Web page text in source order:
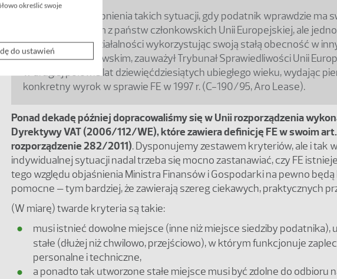
Potrzebę wyodrębnienia takich sytuacji, gdy podatnik wprawdzie ma
siedzibę w jednym z państw członkowskich Unii Europejskiej, ale
prowadzi część działalności wykorzystując swoją stałą obecność w
państwie członkowskim, zauważył Trybunał Sprawiedliwości Unii
w drugiej połowie lat dziewięćdziesiątych ubiegłego wieku, wydając
konkretny wyrok w sprawie FE w 1997 r. (C-190/95, Aro Lease).
Ponad dekadę później dopracowaliśmy się w Unii rozporządzenia
Dyrektywy VAT (2006/112/WE), które zawiera definicję FE w swoim art.
rozporządzenie 282/2011). Dysponujemy zestawem kryteriów, ale i tak
indywidualnej sytuacji nadal trzeba się mocno zastanawiać, czy FE
tego względu objaśnienia Ministra Finansów i Gospodarki na pewno będą
pomocne – tym bardziej, że zawierają szereg ciekawych, praktycznych
(W miarę) twarde kryteria są takie:
musi istnieć dowolne miejsce (inne niż miejsce siedziby podatnika),
stałe (dłużej niż chwilowo, przejściowo), w którym funkcjonuje
personalne i techniczne,
a ponadto tak utworzone stałe miejsce musi być zdolne do odbioru
określić swoje
do ustawień